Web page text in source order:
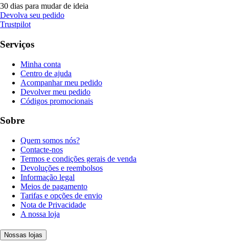
30 dias para mudar de ideia
Devolva seu pedido
Trustpilot
Serviços
Minha conta
Centro de ajuda
Acompanhar meu pedido
Devolver meu pedido
Códigos promocionais
Sobre
Quem somos nós?
Contacte-nos
Termos e condições gerais de venda
Devoluções e reembolsos
Informação legal
Meios de pagamento
Tarifas e opções de envio
Nota de Privacidade
A nossa loja
Nossas lojas